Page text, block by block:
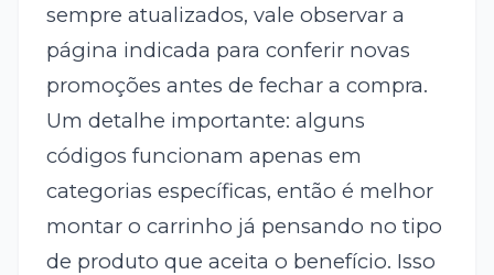
sempre atualizados, vale observar a
página indicada para conferir novas
promoções antes de fechar a compra.
Um detalhe importante: alguns
códigos funcionam apenas em
categorias específicas, então é melhor
montar o carrinho já pensando no tipo
de produto que aceita o benefício. Isso